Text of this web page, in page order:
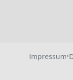
Impressum·